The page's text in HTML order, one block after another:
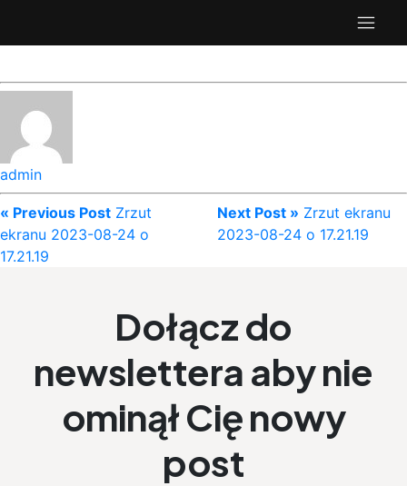
admin
« Previous Post Zrzut
ekranu 2023-08-24 o
17.21.19
Next Post » Zrzut ekranu
2023-08-24 o 17.21.19
Dołącz do
newslettera aby nie
ominął Cię nowy
post